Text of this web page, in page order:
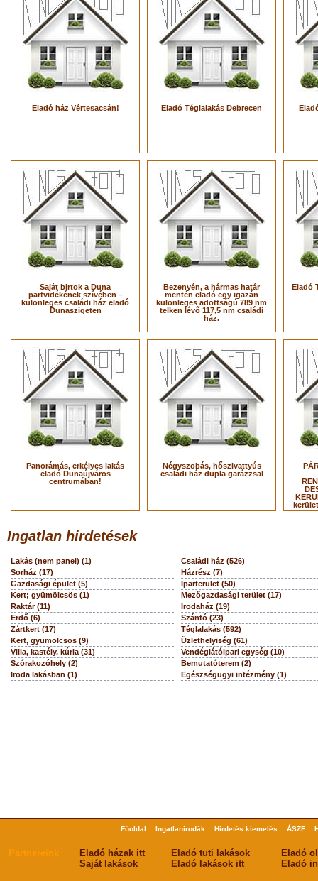
Eladó ház Vértesacsán! Eladó Téglalakás Debrecen
Saját birtok a Duna
partvidékének szívében –
különleges családi ház eladó
Dunaszigeten
Bezenyén, a hármas határ
mentén eladó egy igazán
különleges adottságú 789 nm
telken lévő 117,5 nm családi
ház.
Eladó
Panorámás, erkélyes lakás
eladó Dunaújváros
centrumában!
Négyszobás, hőszivattyús
családi ház dupla garázzsal
Ingatlan hirdetések
Lakás (nem panel) (1)
Családi ház (526)
Sorház (17)
Házrész (7)
Gazdasági épület (5)
Iparterület (50)
Kert; gyümölcsös (1)
Mezőgazdasági terület (17)
Raktár (11)
Irodaház (19)
Erdő (6)
Szántó (23)
Zártkert (17)
Téglalakás (592)
Kert, gyümölcsös (9)
Üzlethelyiség (61)
Villa, kastély, kúria (31)
Vendéglátóipari egység (10)
Szórakozóhely (2)
Bemutatóterem (2)
Iroda lakásban (1)
Egészségügyi intézmény (1)
Főoldal Ingatlanirodák Hirdetés kiemelés ÁSZF
Partnereink Eladó házak itt Eladó tuti lakások
Eladó
Saját lakások
Eladó lakások itt Eladó